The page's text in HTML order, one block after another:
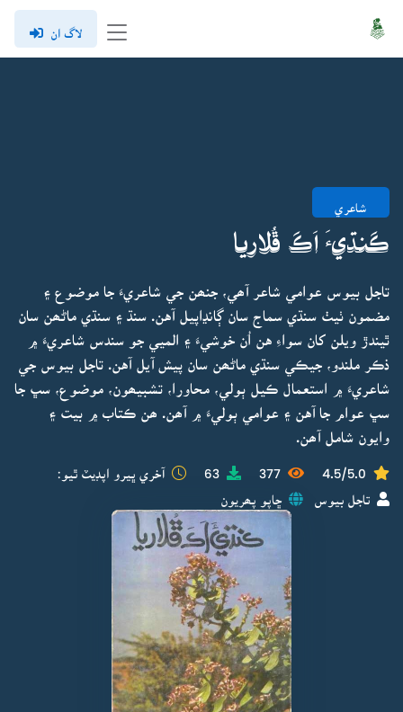
لاگ ان
شاعري
ڪَنڌيءَ اَڪَ ڦُلاريا
تاجل بيوس عوامي شاعر آھي، جنھن جي شاعريءَ جا موضوع ۽
مضمون ٺيٺ سنڌي سماج سان ڳانڍاپيل آهن. سنڌ ۽ سنڌي ماڻھن سان
ٿيندڙ ويلن کان سواءِ هن اُن خوشيءَ ۽ الميي جو سندس شاعريءَ ۾
ذڪر ملندو، جيڪي سنڌي ماڻھن سان پيش آيل آهن. تاجل بيوس جي
شاعريءَ ۾ استعمال ڪيل ٻولي، محاورا، تشبيھون، موضوع، سڀ جا
سڀ عوام جا آهن ۽ عوامي ٻوليءَ ۾ آھن. ھن ڪتاب ۾ بيت ۽
وايون شامل آھن.
4.5/5.0
377
63 آخري ڀيرو اپڊيٽ ٿيو:
تاجل بيوس ڇاپو پھريون